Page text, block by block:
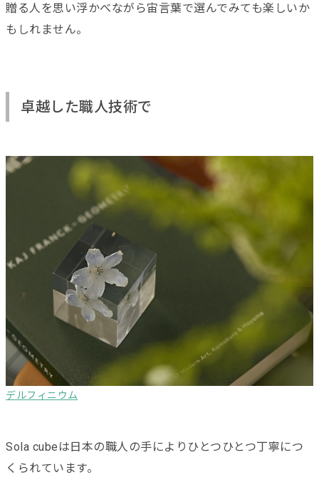
贈る人を思い浮かべながら宙言葉で選んでみても楽しいか
もしれません。
卓越した職人技術で
デルフィニウム
Sola cubeは日本の職人の手によりひとつひとつ丁寧につ
くられています。